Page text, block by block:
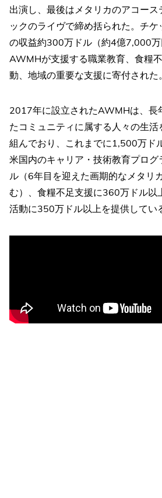
出演し、最後はメタリカのアコース
ックのライヴで締め括られた。チ
の収益約300万ドル（約4億7,000万
AWMHが支援する職業教育、食糧
動、地域の重要な支援に寄付された。
2017年に設立されたAWMHは、長
たコミュニティに属する人々の生活
組んでおり、これまでに1,500万ド
米国内のキャリア・技術教育プロ
ル（6年目を迎えた画期的なメタリ
む）、食糧不足支援に360万ドル以
活動に350万ドル以上を提供してい